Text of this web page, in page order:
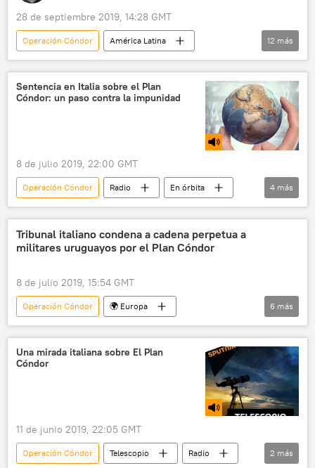
28 de septiembre 2019, 14:28 GMT
Operación Cóndor
América Latina
Internacional
Blogs
Venezuela
Colombia
Grupo de Lima
Juan Guaidó
paramilitares
EEUU
ONU
12 más
Sentencia en Italia sobre el Plan
Cóndor: un paso contra la impunidad
8 de julio 2019, 22:00 GMT
Operación Cóndor Radio
En órbita
Italia
cadena perpetua
militares
torturas
4 más
Tribunal italiano condena a cadena perpetua a
militares uruguayos por el Plan Cóndor
8 de julio 2019, 15:54 GMT
Operación Cóndor
🌍 Europa
Internacional
América Latina
Italia
Uruguay
cadena perpetua
condena
noticias
6 más
Una mirada italiana sobre El Plan
Cóndor
11 de junio 2019, 22:05 GMT
Operación Cóndor Telescopio
Radio
2 más